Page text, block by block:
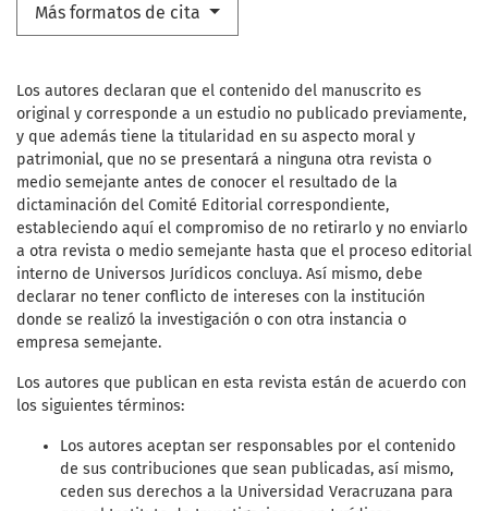
Más formatos de cita
Los autores declaran que el contenido del manuscrito es
original y corresponde a un estudio no publicado previamente,
y que además tiene la titularidad en su aspecto moral y
patrimonial, que no se presentará a ninguna otra revista o
medio semejante antes de conocer el resultado de la
dictaminación del Comité Editorial correspondiente,
estableciendo aquí el compromiso de no retirarlo y no enviarlo
a otra revista o medio semejante hasta que el proceso editorial
interno de Universos Jurídicos concluya. Así mismo, debe
declarar no tener conflicto de intereses con la institución
donde se realizó la investigación o con otra instancia o
empresa semejante.
Los autores que publican en esta revista están de acuerdo con
los siguientes términos:
Los autores aceptan ser responsables por el contenido
de sus contribuciones que sean publicadas, así mismo,
ceden sus derechos a la Universidad Veracruzana para